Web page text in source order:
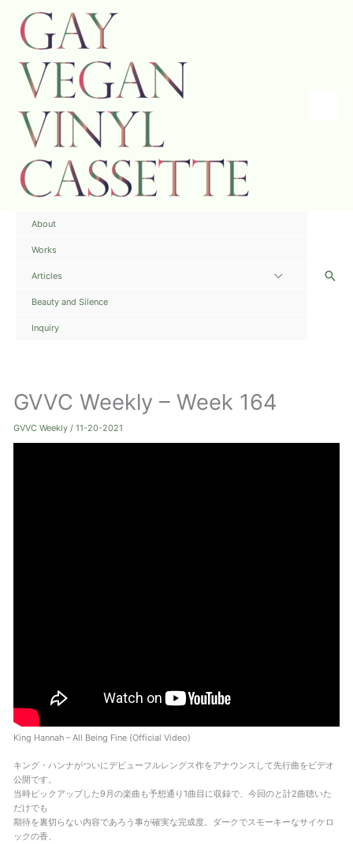
About
Works
Articles
Beauty and Silence
Inquiry
検
GVVC Weekly – Week 164
GVVC Weekly/ 11-20-2021
King Hannah – All Being Fine (Official Video)
キング・ハンナがついにデビューフルレングス作をアナウンスして先行曲をビデオ
公開です。
当時ピックアップした9月の楽曲も予想通り1曲目に収録で、今回のと計2曲聴いた
だけでも
期待を裏切らない内容であろう事が確実な完成度。ダークでスモーキーなサイケロ
ックの香、